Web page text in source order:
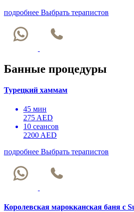
подробнее Выбрать терапистов
Банные процедуры
Турецкий хаммам
45 мин
275 AED
10 сеансов
2200 AED
подробнее Выбрать терапистов
Королевская марокканская баня с